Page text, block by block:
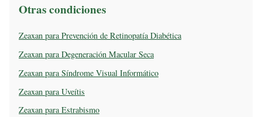
Otras condiciones
Zeaxan para Prevención de Retinopatía Diabética
Zeaxan para Degeneración Macular Seca
Zeaxan para Síndrome Visual Informático
Zeaxan para Uveítis
Zeaxan para Estrabismo